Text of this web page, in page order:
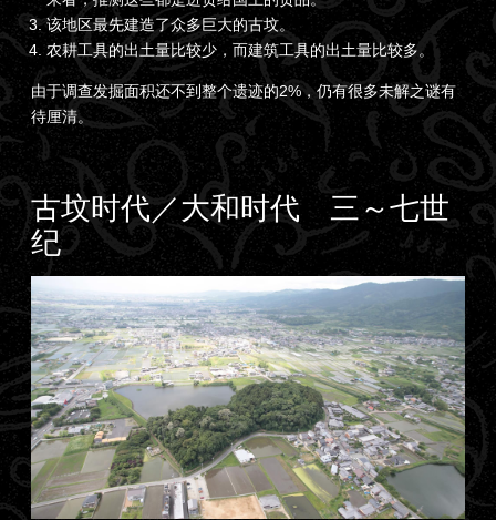
该地区最先建造了众多巨大的古坟。
农耕工具的出土量比较少，而建筑工具的出土量比较多。
由于调查发掘面积还不到整个遗迹的2%，仍有很多未解之谜有
待厘清。
古坟时代／大和时代 三～七世
纪